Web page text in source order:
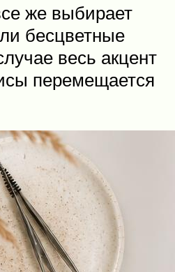
же выбирает
бесцветные
весь акцент
перемещается